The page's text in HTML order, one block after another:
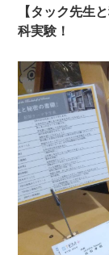
【タック先生
科実験！